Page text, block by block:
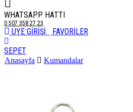
WHATSAPP HATTI
0 507 358 27 23
ÜYE GİRİŞİ
FAVORİLER
SEPET
Anasayfa Kumandalar